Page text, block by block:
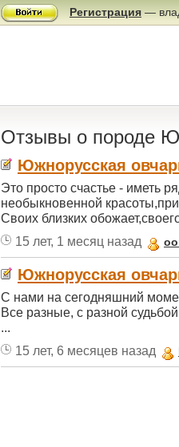
Регистрация —
Отзывы о породе
Южнорусская
Это просто счастье - иметь
необыкновенной
Своих близких
15 лет, 1 месяц назад
Южнорусская
С нами на сегодняшний
Все разные, с разной
...
15 лет, 6 месяцев назад